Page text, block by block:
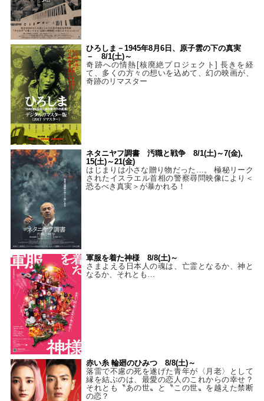
ひろしま－1945年8月6日、原子雲の下の真実
－ 8/1(土)～
奇跡への情熱[核廃絶プロジェクト] 長きを経
て、多くの方々の想いを込めて、幻の映画が、
奇跡のリマスター
ネタニヤフ調書 汚職と戦争 8/1(土)～7(金),
15(土)～21(金)
はじまりは小さな贈り物だった…。 極秘リーク
されたイスラエル首相の警察尋問映像により＜
恐るべき真実＞が暴かれる！
軍服を着た神様 8/8(土)～
さまよえる日本人の魂は、亡霊となるか、神と
なるか、それとも…
赤い糸 輪廻のひみつ 8/8(土)～
落雷で不慮の死を遂げた青年が〈月老〉として
縁を結ぶのは、最愛の恋人のこれからの幸せ？
それとも〝あの世〟と〝この世〟を越えた禁断
の恋？